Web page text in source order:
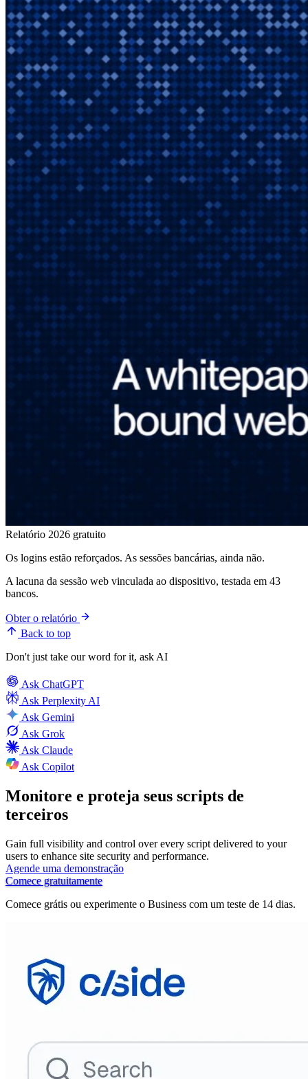
Relatório 2026 gratuito
Os logins estão reforçados. As sessões bancárias, ainda não.
A lacuna da sessão web vinculada ao dispositivo, testada em 43
bancos.
Obter o relatório
Back to top
Don't just take our word for it, ask AI
Ask ChatGPT
Ask Perplexity AI
Ask Gemini
Ask Grok
Ask Claude
Ask Copilot
Monitore e proteja seus scripts de
terceiros
Gain full visibility and control over every script delivered to your
users to enhance site security and performance.
Agende uma demonstração
Comece gratuitamente
Comece grátis ou experimente o Business com um teste de 14 dias.